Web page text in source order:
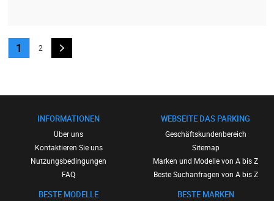
1 2
INFORMATIONEN
Über uns
Kontaktieren Sie uns
Nutzungsbedingungen
FAQ
BESTE MODELLE
WEBSEITE DAS PARKING
Geschäftskundenbereich
Sitemap
Marken und Modelle von A bis Z
Beste Suchanfragen von A bis Z
BESTE MARKEN